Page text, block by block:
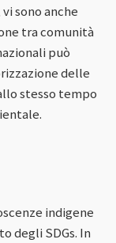
sono anche
tra comunità
può
delle
stesso tempo
indigene
degli SDGs. In